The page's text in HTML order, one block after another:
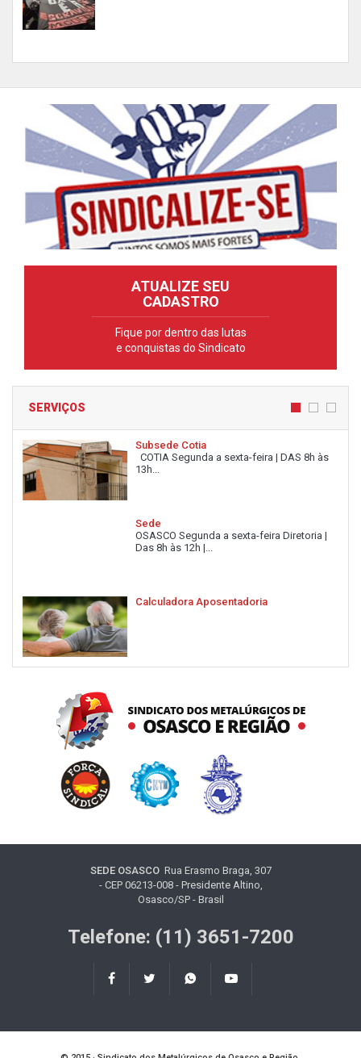
ATUALIZE SEU
CADASTRO
Fique por dentro das lutas
e conquistas do Sindicato
SERVIÇOS
Subsede Cotia
COTIA Segunda a sexta-feira | DAS 8h às
13h...
Sede
OSASCO Segunda a sexta-feira Diretoria |
Das 8h às 12h |...
Calculadora Aposentadoria
SEDE OSASCORua Erasmo Braga, 307
- CEP 06213-008 - Presidente Altino,
Osasco/SP - Brasil
Telefone: (11) 3651-7200